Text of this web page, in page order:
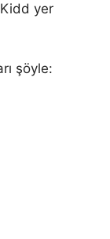
Kidd yer
şöyle: